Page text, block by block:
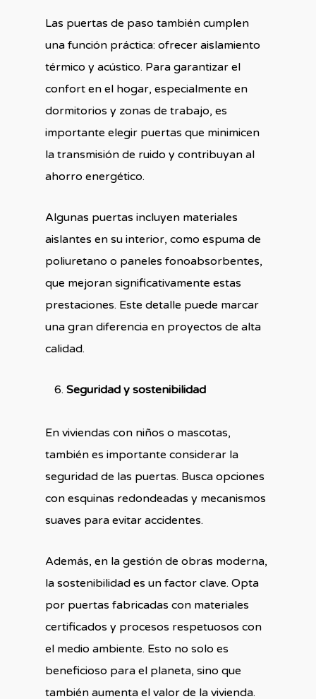
Las puertas de paso también cumplen
una función práctica: ofrecer aislamiento
térmico y acústico. Para garantizar el
confort en el hogar, especialmente en
dormitorios y zonas de trabajo, es
importante elegir puertas que minimicen
la transmisión de ruido y contribuyan al
ahorro energético.
Algunas puertas incluyen materiales
aislantes en su interior, como espuma de
poliuretano o paneles fonoabsorbentes,
que mejoran significativamente estas
prestaciones. Este detalle puede marcar
una gran diferencia en proyectos de alta
calidad.
Seguridad y sostenibilidad
En viviendas con niños o mascotas,
también es importante considerar la
seguridad de las puertas. Busca opciones
con esquinas redondeadas y mecanismos
suaves para evitar accidentes.
Además, en la gestión de obras moderna,
la sostenibilidad es un factor clave. Opta
por puertas fabricadas con materiales
certificados y procesos respetuosos con
el medio ambiente. Esto no solo es
beneficioso para el planeta, sino que
también aumenta el valor de la vivienda.